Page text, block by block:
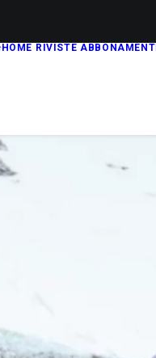
HOME RIVISTE ABBONAMENTI